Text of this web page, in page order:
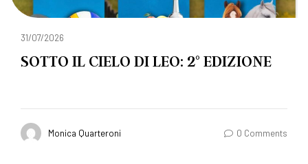
31/07/2026
SOTTO IL CIELO DI LEO: 2° EDIZIONE
Monica Quarteroni 0 Comments